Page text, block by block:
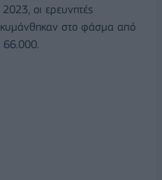
2023, οι ερευνητές
κυμάνθηκαν στο φάσμα από